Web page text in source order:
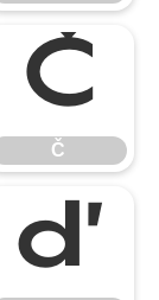
Č
Č
ď